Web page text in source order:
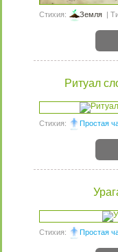
Стихия: Земля |
Ритуал
Стихия: Простая
Стихия: Простая